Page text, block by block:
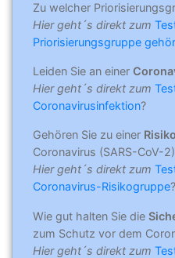
Zu welcher
Hier geht´s direkt zum
Priorisierungsgruppe
Leiden Sie an einer
Hier geht´s direkt zum
Coronavirusinfektion?
Gehören Sie zu einer
Coronavirus (SARS-CoV-
Hier geht´s direkt zum
Coronavirus-Risikogruppe?
Wie gut halten Sie die
zum Schutz vor dem
Hier geht´s direkt zum